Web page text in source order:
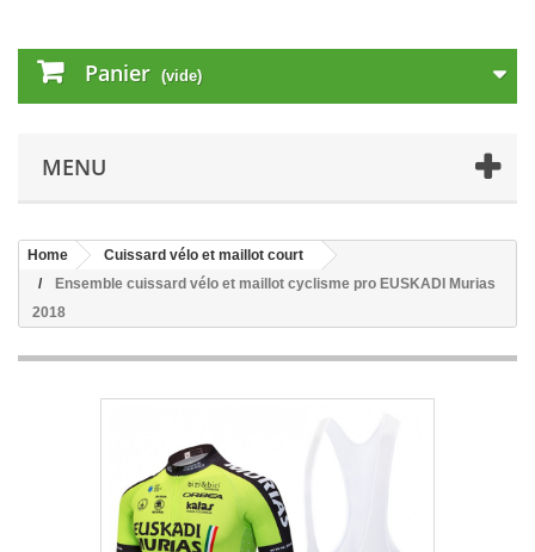
Panier (vide)
MENU
Home
Cuissard vélo et maillot court
Ensemble cuissard vélo et maillot cyclisme pro EUSKADI Murias
2018